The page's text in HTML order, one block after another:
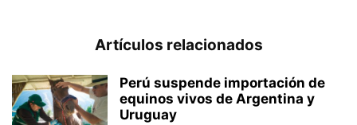
Artículos relacionados
Perú suspende importación de
equinos vivos de Argentina y
Uruguay